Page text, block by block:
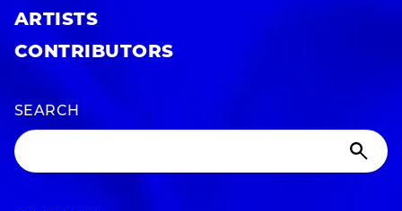
ARTISTS
CONTRIBUTORS
SEARCH